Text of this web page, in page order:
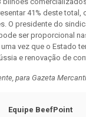
41% deste total,
O presidente do
ser proporcional
vez que o Estado
e renovação de
para Gazeta
Equipe BeefPoint